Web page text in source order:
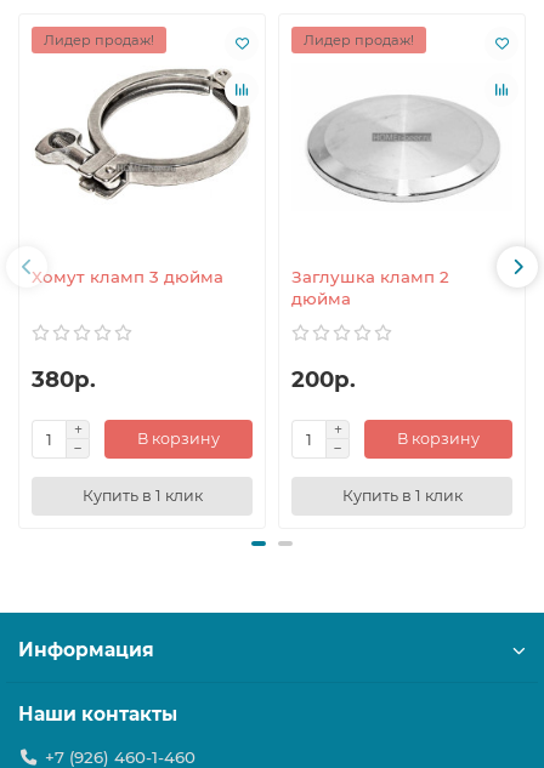
Лидер продаж!
Хомут кламп 3 дюйма
380р.
В корзину
Купить в 1 клик
Лидер продаж!
Заглушка кламп 2
дюйма
200р.
В корзину
Купить в 1 клик
Информация
Наши контакты
+7 (926) 460-1-460